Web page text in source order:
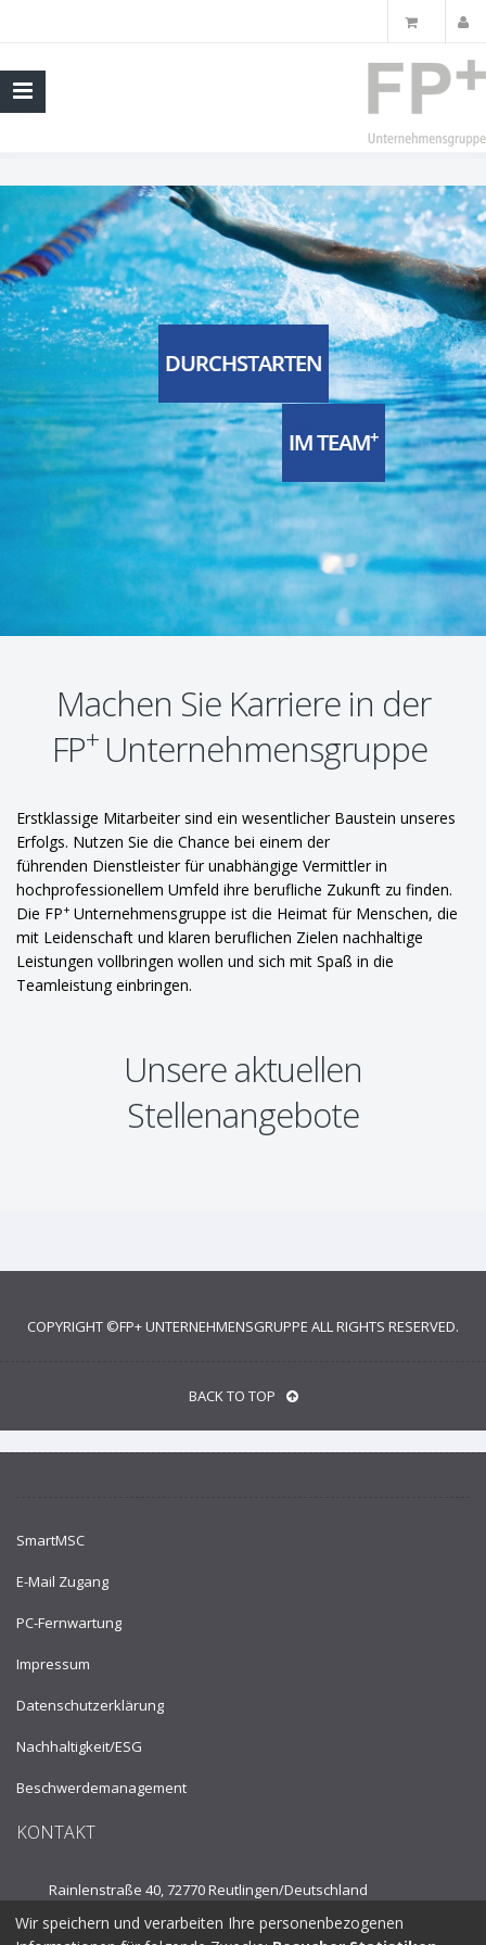
DURCHSTARTEN
IM TEAM+
Machen Sie Karriere in der
FP+ Unternehmensgruppe
Erstklassige Mitarbeiter sind ein wesentlicher Baustein unseres
Erfolgs. Nutzen Sie die Chance bei einem der
führenden Dienstleister für unabhängige Vermittler in
hochprofessionellem Umfeld ihre berufliche Zukunft zu finden.
Die FP+ Unternehmensgruppe ist die Heimat für Menschen, die
mit Leidenschaft und klaren beruflichen Zielen nachhaltige
Leistungen vollbringen wollen und sich mit Spaß in die
Teamleistung einbringen.
Unsere aktuellen
Stellenangebote
COPYRIGHT ©FP+ UNTERNEHMENSGRUPPE ALL RIGHTS RESERVED.
BACK TO TOP
SmartMSC
E-Mail Zugang
PC-Fernwartung
Impressum
Datenschutzerklärung
Nachhaltigkeit/ESG
Beschwerdemanagement
KONTAKT
Rainlenstraße 40, 72770 Reutlingen/Deutschland
Tel.: +49 7121 53910
Wir speichern und verarbeiten Ihre personenbezogenen